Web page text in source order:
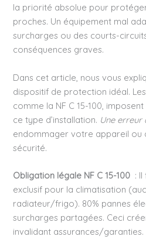
la priorité absolue pour
proches. Un équipement mal
surcharges ou des courts-
conséquences graves.
Dans cet article, nous vous
dispositif de protection idéal.
comme la NF C 15-100,
ce type d’installation. Une erreur
endommager votre appareil
sécurité.
Obligation légale NF C 15-100 :
exclusif pour la climatisation
radiateur/frigo). 80% pannes
surcharges partagées. Ceci
invalidant assurances/garanties.